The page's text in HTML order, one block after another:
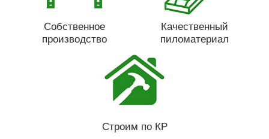
Собственное
производство
Качественный
пиломатериал
Строим по КР